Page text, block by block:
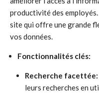
productivité des
site qui offre une grande
vos données.
Fonctionnalités clés:
Recherche facettée:
leurs recherches en